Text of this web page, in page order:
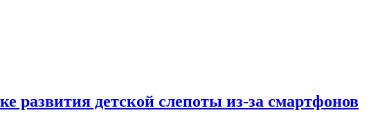
развития детской слепоты из-за смартфонов